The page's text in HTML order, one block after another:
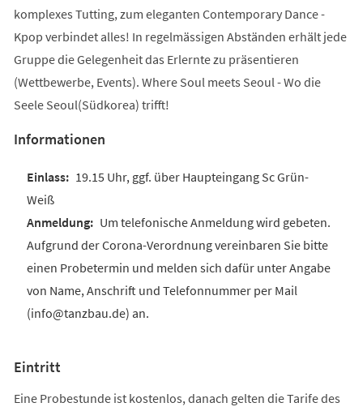
komplexes Tutting, zum eleganten Contemporary Dance -
Kpop verbindet alles! In regelmässigen Abständen erhält jede
Gruppe die Gelegenheit das Erlernte zu präsentieren
(Wettbewerbe, Events). Where Soul meets Seoul - Wo die
Seele Seoul(Südkorea) trifft!
Informationen
19.15 Uhr, ggf. über Haupteingang Sc Grün-
Weiß
Um telefonische Anmeldung wird gebeten.
Aufgrund der Corona-Verordnung vereinbaren Sie bitte
einen Probetermin und melden sich dafür unter Angabe
von Name, Anschrift und Telefonnummer per Mail
(info@tanzbau.de) an.
Eintritt
Eine Probestunde ist kostenlos, danach gelten die Tarife des